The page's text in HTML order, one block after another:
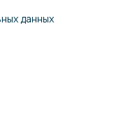
данных